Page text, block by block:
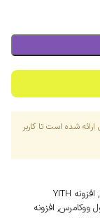
شده است تا کاربر
,
افزونه YITH
ووکامرس, افزونه